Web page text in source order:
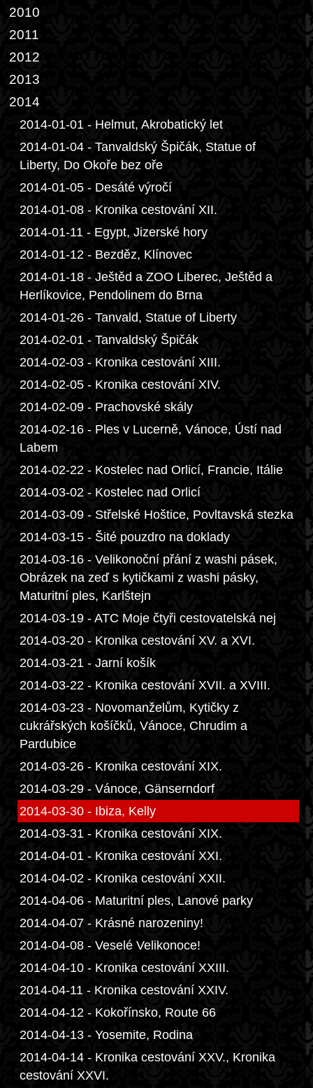
2010
2011
2012
2013
2014
2014-01-01 - Helmut, Akrobatický let
2014-01-04 - Tanvaldský Špičák, Statue of
Liberty, Do Okoře bez oře
2014-01-05 - Desáté výročí
2014-01-08 - Kronika cestování XII.
2014-01-11 - Egypt, Jizerské hory
2014-01-12 - Bezděz, Klínovec
2014-01-18 - Ještěd a ZOO Liberec, Ještěd a
Herlíkovice, Pendolinem do Brna
2014-01-26 - Tanvald, Statue of Liberty
2014-02-01 - Tanvaldský Špičák
2014-02-03 - Kronika cestování XIII.
2014-02-05 - Kronika cestování XIV.
2014-02-09 - Prachovské skály
2014-02-16 - Ples v Lucerně, Vánoce, Ústí nad
Labem
2014-02-22 - Kostelec nad Orlicí, Francie, Itálie
2014-03-02 - Kostelec nad Orlicí
2014-03-09 - Střelské Hoštice, Povltavská stezka
2014-03-15 - Šité pouzdro na doklady
2014-03-16 - Velikonoční přání z washi pásek,
Obrázek na zeď s kytičkami z washi pásky,
Maturitní ples, Karlštejn
2014-03-19 - ATC Moje čtyři cestovatelská nej
2014-03-20 - Kronika cestování XV. a XVI.
2014-03-21 - Jarní košík
2014-03-22 - Kronika cestování XVII. a XVIII.
2014-03-23 - Novomanželům, Kytičky z
cukrářských košíčků, Vánoce, Chrudim a
Pardubice
2014-03-26 - Kronika cestování XIX.
2014-03-29 - Vánoce, Gänserndorf
2014-03-30 - Ibiza, Kelly
2014-03-31 - Kronika cestování XIX.
2014-04-01 - Kronika cestování XXI.
2014-04-02 - Kronika cestování XXII.
2014-04-06 - Maturitní ples, Lanové parky
2014-04-07 - Krásné narozeniny!
2014-04-08 - Veselé Velikonoce!
2014-04-10 - Kronika cestování XXIII.
2014-04-11 - Kronika cestování XXIV.
2014-04-12 - Kokořínsko, Route 66
2014-04-13 - Yosemite, Rodina
2014-04-14 - Kronika cestování XXV., Kronika
cestování XXVI.